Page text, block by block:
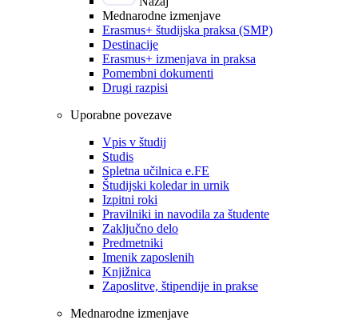
Mednarodne izmenjave
Erasmus+ študijska praksa (SMP)
Destinacije
Erasmus+ izmenjava in praksa
Pomembni dokumenti
Drugi razpisi
Uporabne povezave
Vpis v študij
Studis
Spletna učilnica e.FE
Študijski koledar in urnik
Izpitni roki
Pravilniki in navodila za študente
Zaključno delo
Predmetniki
Imenik zaposlenih
Knjižnica
Zaposlitve, štipendije in prakse
Mednarodne izmenjave